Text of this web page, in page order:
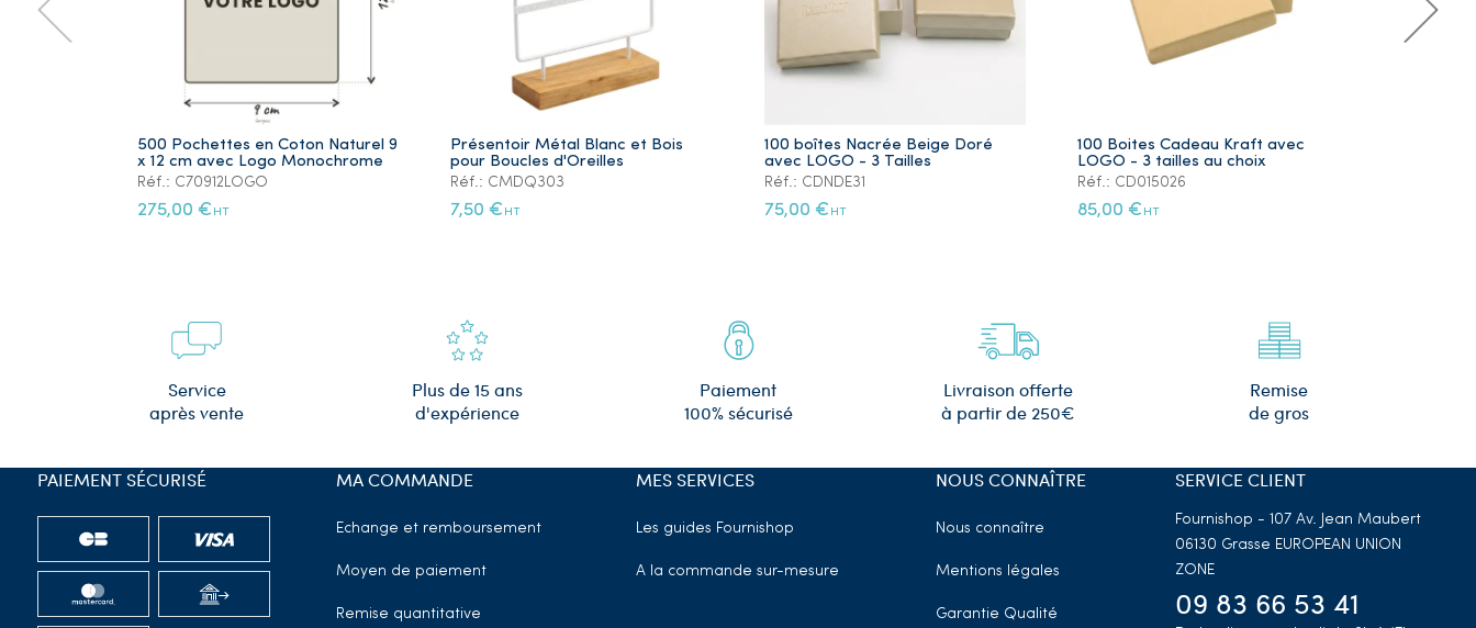
500 Pochettes en Coton Naturel 9
x 12 cm avec Logo Monochrome
Réf.: C70912LOGO
275,00 € HT
Présentoir Métal Blanc et Bois
pour Boucles d'Oreilles
Réf.: CMDQ303
7,50 € HT
100 boîtes Nacrée Beige Doré
avec LOGO - 3 Tailles
Réf.: CDNDE31
75,00 € HT
100 Boites Cadeau Kraft avec
LOGO - 3 tailles au choix
Réf.: CD015026
85,00 € HT
Service
après vente
Plus de 15 ans
d'expérience
Paiement
100% sécurisé
Livraison offerte
à partir de 250€
Remise
de gros
MA COMMANDE
Echange et remboursement
Moyen de paiement
Remise quantitative
MES SERVICES
Les guides Fournishop
A la commande sur-mesure
NOUS CONNAÎTRE
Nous connaître
Mentions légales
Garantie Qualité
SERVICE CLIENT
Fournishop - 107 Av. Jean Maubert
06130 Grasse EUROPEAN UNION
ZONE
09 83 66 53 41
PAIEMENT SÉCURISÉ